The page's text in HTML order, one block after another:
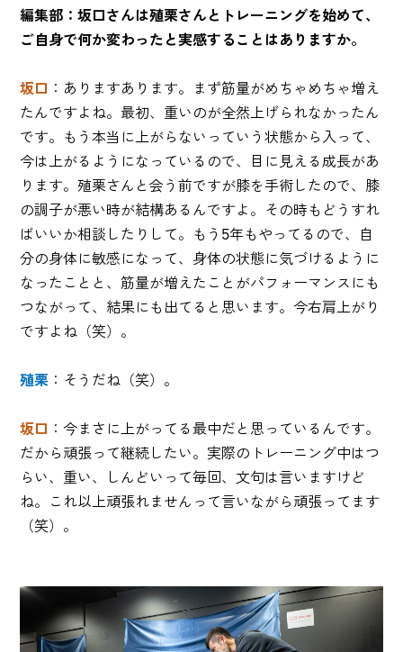
編集部：坂口さんは殖栗さんとトレーニングを始めて、
ご自身で何か変わったと実感することはありますか。
坂口 ：ありますあります。まず筋量がめちゃめちゃ増え
たんですよね。最初、重いのが全然上げられなかったん
です。もう本当に上がらないっていう状態から入って、
今は上がるようになっているので、目に見える成長があ
ります。殖栗さんと会う前ですが膝を手術したので、膝
の調子が悪い時が結構あるんですよ。その時もどうすれ
ばいいか相談したりして。もう5年もやってるので、自
分の身体に敏感になって、身体の状態に気づけるように
なったことと、筋量が増えたことがパフォーマンスにも
つながって、結果にも出てると思います。今右肩上がり
ですよね（笑）。
殖栗 ：そうだね（笑）。
坂口 ：今まさに上がってる最中だと思っているんです。
だから頑張って継続したい。実際のトレーニング中はつ
らい、重い、しんどいって毎回、文句は言いますけど
ね。これ以上頑張れませんって言いながら頑張ってます
（笑）。